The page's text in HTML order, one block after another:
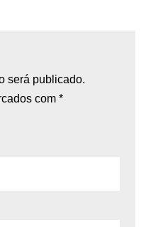
será publicado.
com *